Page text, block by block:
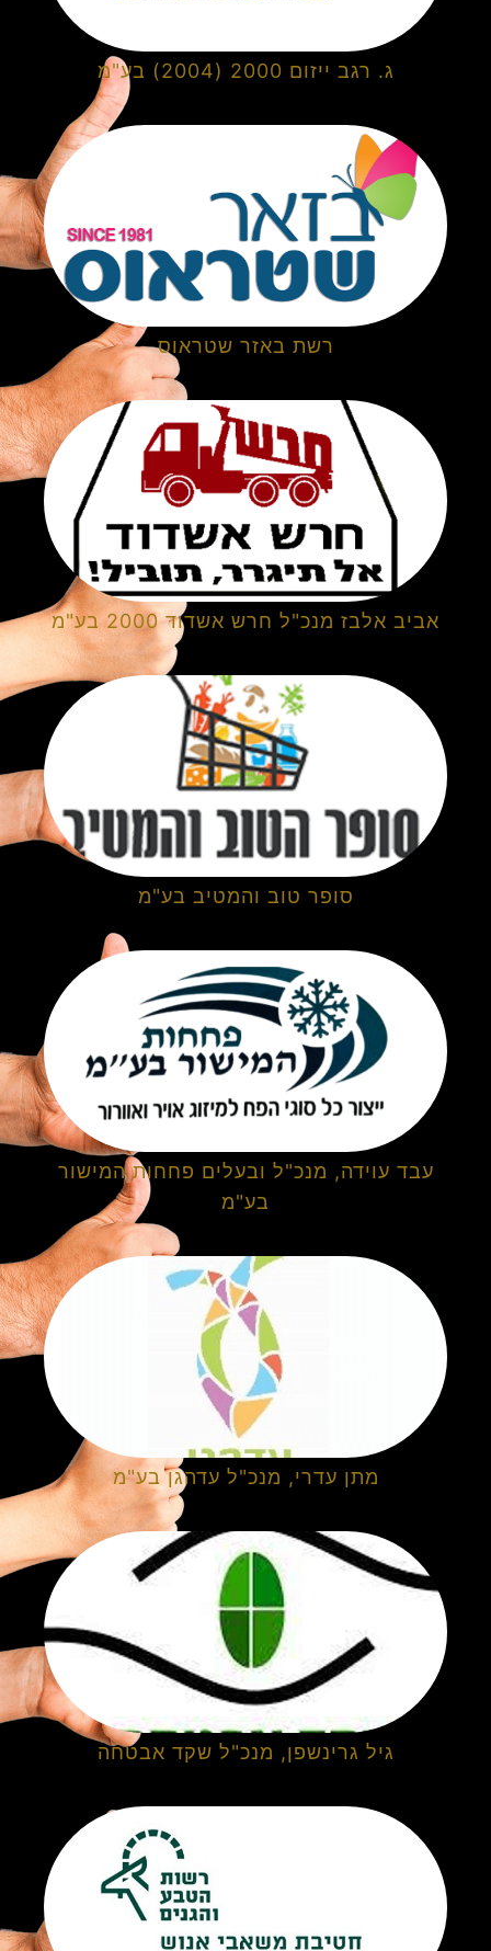
ג. רגב ייזום 2000 (2004) בע"מ
רשת באזר שטראוס
אביב אלבז מנכ"ל חרש אשדוד 2000 בע"מ
סופר טוב והמטיב בע"מ
עבד עוידה, מנכ"ל ובעלים פחחות המישור
בע"מ
מתן עדרי, מנכ"ל עדהגן בע"מ
גיל גרינשפן, מנכ"ל שקד אבטחה